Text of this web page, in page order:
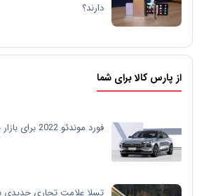
دارند؟
از پارس کالا برای شما
فورد موندئو 2022 برای بازار چین معرفی شد